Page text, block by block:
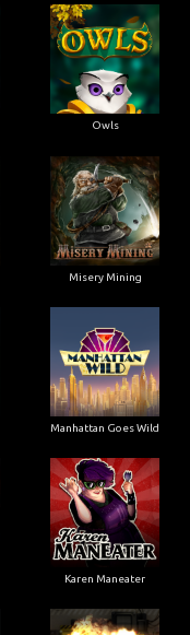
Owls
Misery Mining
Manhattan Goes Wild
Karen Maneater